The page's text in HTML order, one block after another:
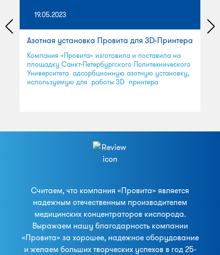
19.05.2023
Азотная установка Провита для 3D-Принтера
Компания «Провита» изготовила и поставила на
площадку Санкт-Петербургского Политехнического
Университета адсорбционную азотную установку,
используемую для работы 3D принтера
Считаем, что компания «Провита» является
надежным отечественным производителем
медицинских концентраторов кислорода.
Выражаем нашу благодарность компании
«Провита» за хорошее, надежное оборудование
и желаем больших творческих успехов в год 25-